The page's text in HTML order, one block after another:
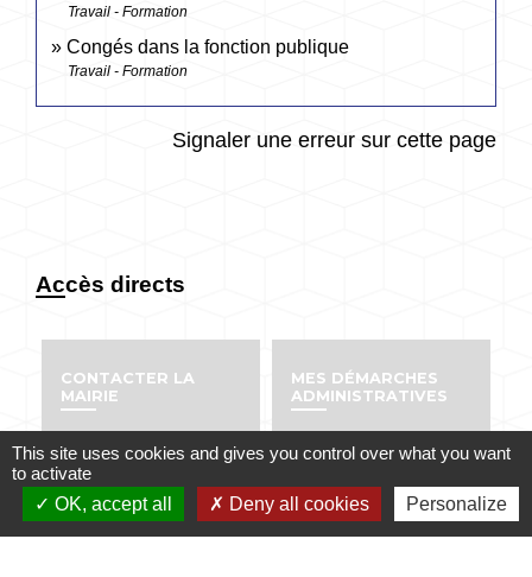
Travail - Formation
Congés dans la fonction publique
Travail - Formation
Signaler une erreur sur cette page
Accès directs
CONTACTER LA
MAIRIE
email
MES DÉMARCHES
ADMINISTRATIVES
account_balance
This site uses cookies and gives you control over what you want
to activate
OK, accept all
Deny all cookies Personalize